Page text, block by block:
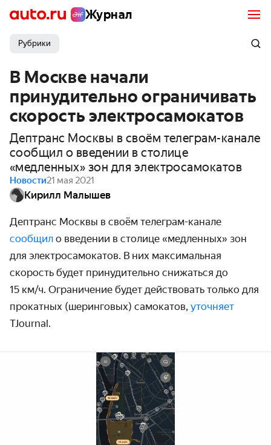
Журнал
Рубрики
В Москве начали
принудительно ограничивать
скорость электросамокатов
Дептранс Москвы в своём телеграм-канале
сообщил о введении в столице
«медленных» зон для электросамокатов
Новости21 мая 2021
Кирилл Малышев
Дептранс Москвы в своём телеграм-канале
сообщил о введении в столице «медленных» зон
для электро­самокатов. В них максимальная
скорость будет принуди­тельно снижаться до
15 км/ч. Ограниче­ние будет действовать только для
прокатных (шеринговых) самокатов, уточняет
TJournal.